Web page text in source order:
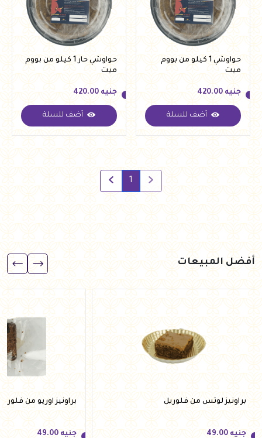
حواوشي 1 كيلو من بووم
ميت
جنيه 420.00
جنيه 420.00
أضف للسلة
حواوشي حار 1 كيلو من بووم
ميت
جنيه 420.00
جنيه 420.00
أضف للسلة
1
أفضل المبيعات
براونيز لوتس من فلوريل
جنيه 49.00
براونيز اوريو من
جنيه 49.00